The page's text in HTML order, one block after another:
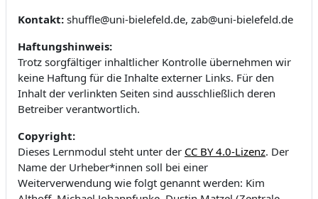
Kontakt: shuffle@uni-bielefeld.de, zab@uni-bielefeld.de
Haftungshinweis:
Trotz sorgfältiger inhaltlicher Kontrolle übernehmen wir
keine Haftung für die Inhalte externer Links. Für den
Inhalt der verlinkten Seiten sind ausschließlich deren
Betreiber verantwortlich.
Copyright:
Dieses Lernmodul steht unter der CC BY 4.0-Lizenz. Der
Name der Urheber*innen soll bei einer
Weiterverwendung wie folgt genannt werden: Kim